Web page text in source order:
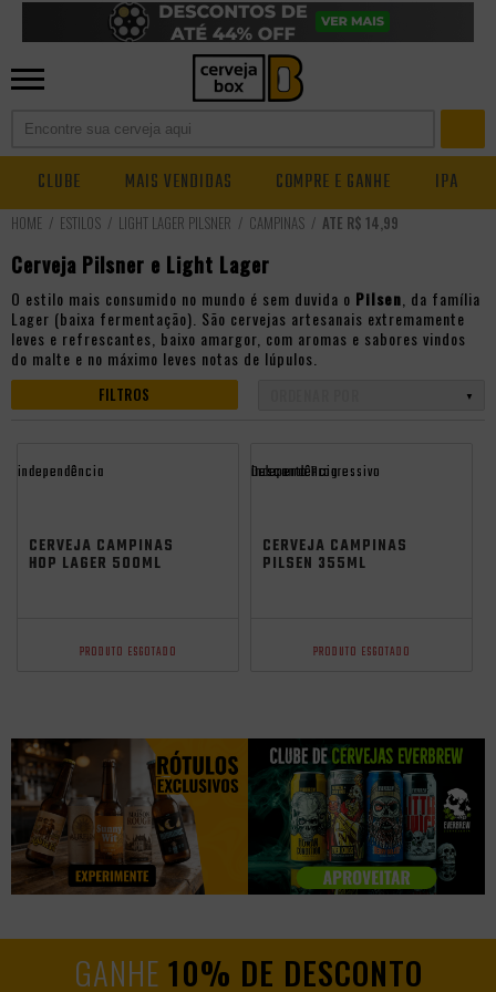
CLUBE MAIS VENDIDAS COMPRE E GANHE IPA
ESTILOS LIGHT LAGER PILSNER CAMPINAS ATÉ R$ 14,99
Cerveja Pilsner e Light Lager
O estilo mais consumido no mundo é sem duvida o Pilsen , da família
Lager (baixa fermentação). São cervejas artesanais extremamente
leves e refrescantes, baixo amargor, com aromas e sabores vindos
do malte e no máximo leves notas de lúpulos.
FILTROS
independência
CERVEJA CAMPINAS
HOP LAGER 500ML
PRODUTO ESGOTADO
Desconto Progressivo
independência
CERVEJA CAMPINAS
PILSEN 355ML
PRODUTO ESGOTADO
GANHE 10% DE DESCONTO